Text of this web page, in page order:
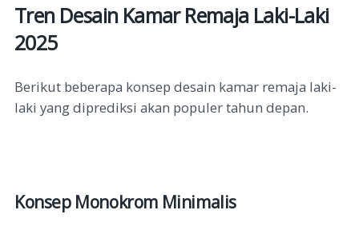
Tren Desain Kamar Remaja Laki-Laki
2025
Berikut beberapa konsep desain kamar remaja laki-
laki yang diprediksi akan populer tahun depan.
Konsep Monokrom Minimalis